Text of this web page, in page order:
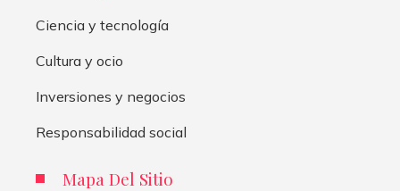
Ciencia y tecnología
Cultura y ocio
Inversiones y negocios
Responsabilidad social
Mapa Del Sitio